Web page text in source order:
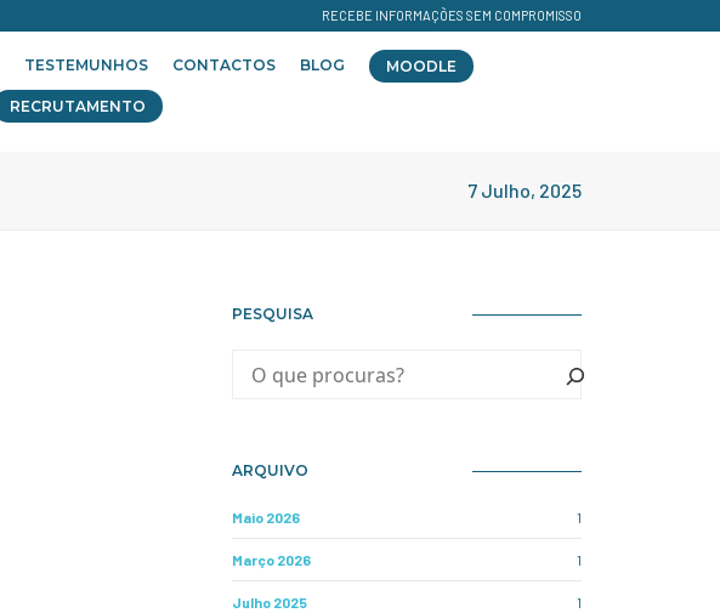
RECEBE INFORMAÇÕES SEM COMPROMISSO
TESTEMUNHOS CONTACTOS BLOG MOODLE
RECRUTAMENTO
7 Julho, 2025
PESQUISA
ARQUIVO
Maio 2026 1
Março 2026 1
Julho 2025 1